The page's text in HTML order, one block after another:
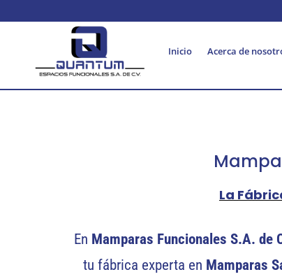
Inicio Acerca de
La
En Mamparas Funcionales S.A. de
tu fábrica experta en Mamparas